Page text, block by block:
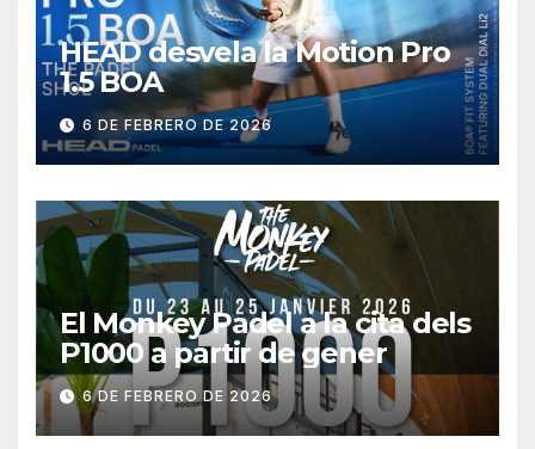
HEAD desvela la Motion Pro
1.5 BOA
6 DE FEBRERO DE 2026
El Monkey Padel a la cita dels
P1000 a partir de gener
6 DE FEBRERO DE 2026